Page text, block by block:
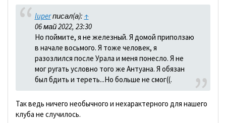
luperписал(а): ↑
06 май 2022, 23:30
Но поймите, я не железный. Я домой приползаю
в начале восьмого. Я тоже человек, я
разозлился после Урала и меня понесло. Я не
мог ругать условно того же Антуана. Я обязан
был бдить и тереть...Но больше не смог((.
Так ведь ничего необычного и нехарактерного для нашего
клуба не случилось.